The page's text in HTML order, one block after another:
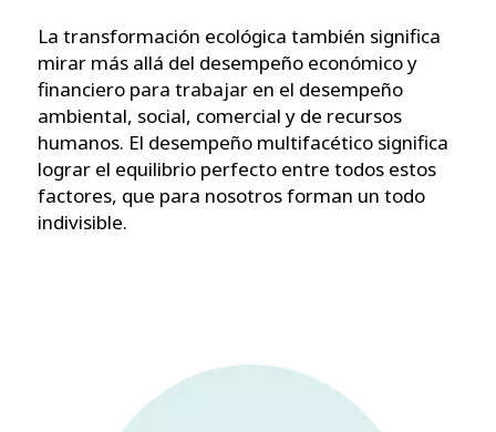
La transformación ecológica también significa
mirar más allá del desempeño económico y
financiero para trabajar en el desempeño
ambiental, social, comercial y de recursos
humanos. El desempeño multifacético significa
lograr el equilibrio perfecto entre todos estos
factores, que para nosotros forman un todo
indivisible.